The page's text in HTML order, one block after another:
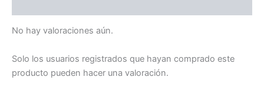
No hay valoraciones aún.
Solo los usuarios registrados que hayan comprado este
producto pueden hacer una valoración.